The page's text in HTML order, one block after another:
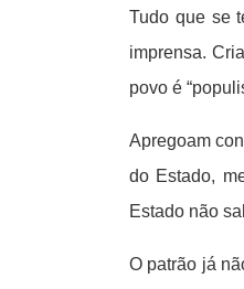
Tudo que se
imprensa.
povo é
Apregoam
do Estado,
Estado não
O patrão já